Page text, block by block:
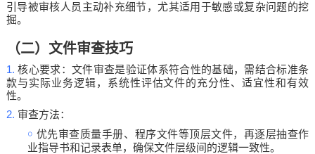
引导被审核人员主动补充细节，尤其适用于敏感或复杂问题的挖
掘。
（二）文件审查技巧
1.核心要求：文件审查是验证体系符合性的基础，需结合标准条
款与实际业务逻辑，系统性评估文件的充分性、适宜性和有效
性。
2. 审查方法：
￮ 优先审查质量手册、程序文件等顶层文件，再逐层抽查作
业指导书和记录表单，确保文件层级间的逻辑一致性。